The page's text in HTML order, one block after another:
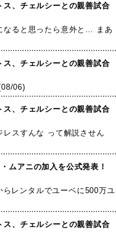
、チェルシーとの親善試合
なると思ったら意外と… まあ
、チェルシーとの親善試合
06)
、チェルシーとの親善試合
スすんな って解説させん
ムアニの加入を公式発表！
レンタルでユーベに500万ユ
、チェルシーとの親善試合